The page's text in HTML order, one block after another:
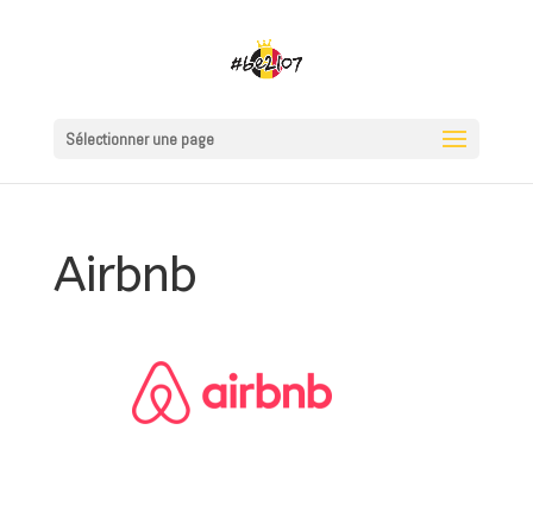
Sélectionner une page
Airbnb